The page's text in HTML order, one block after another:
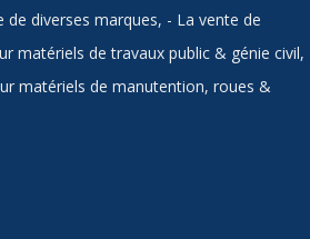
diverses marques, - La vente de
matériels de travaux public & génie civil,
matériels de manutention, roues &